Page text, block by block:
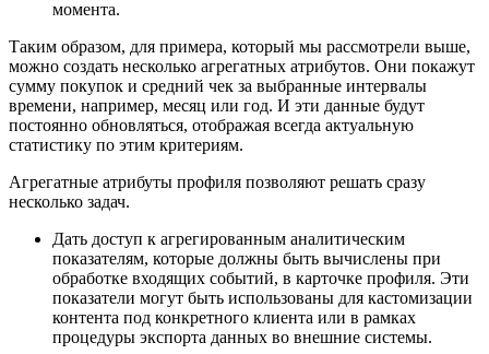
момента.
Таким образом, для примера, который мы рассмотрели выше,
можно создать несколько агрегатных атрибутов. Они покажут
сумму покупок и средний чек за выбранные интервалы
времени, например, месяц или год. И эти данные будут
постоянно обновляться, отображая всегда актуальную
статистику по этим критериям.
Агрегатные атрибуты профиля позволяют решать сразу
несколько задач.
Дать доступ к агрегированным аналитическим
показателям, которые должны быть вычислены при
обработке входящих событий, в карточке профиля. Эти
показатели могут быть использованы для кастомизации
контента под конкретного клиента или в рамках
процедуры экспорта данных во внешние системы.